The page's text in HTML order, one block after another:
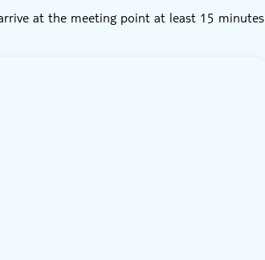
at the meeting point at least 15 minutes